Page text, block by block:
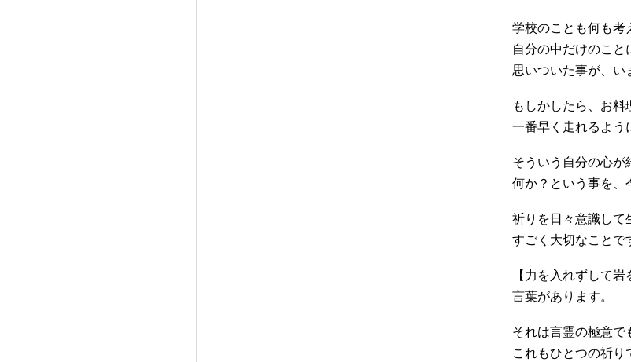
学校のことも何も考
自分の中だけのこと
思いついた事が、い
もしかしたら、お料
一番早く走れるよう
そういう自分の心が
何か？という事を、
祈りを日々意識して
すごく大切なことで
【力を入れずして
言葉があります。
それは言霊の極意で
これもひとつの祈り